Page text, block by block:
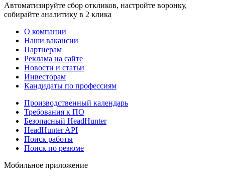
Автоматизируйте сбор откликов, настройте воронку,
собирайте аналитику в 2 клика
О компании
Наши вакансии
Партнерам
Реклама на сайте
Новости и статьи
Инвесторам
Кандидаты по профессиям
Производственный календарь
Требования к ПО
Безопасный HeadHunter
HeadHunter API
Поиск работы
Поиск по резюме
Мобильное приложение